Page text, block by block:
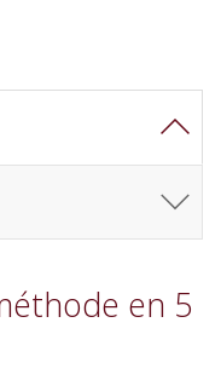
en 5